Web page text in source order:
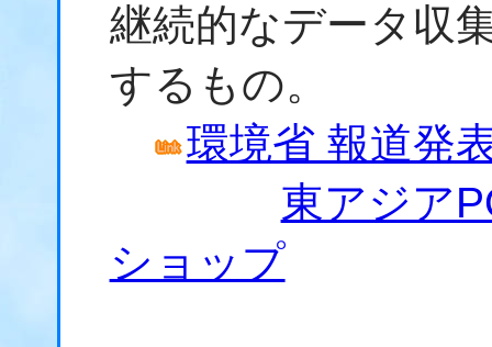
継続的なデータ収
するもの。
環境省 報道発
東アジア
ショップ